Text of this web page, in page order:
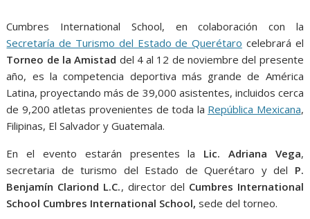
Cumbres International School, en colaboración con la
Secretaría de Turismo del Estado de Querétaro celebrará el
Torneo de la Amistad del 4 al 12 de noviembre del presente
año, es la competencia deportiva más grande de América
Latina, proyectando más de 39,000 asistentes, incluidos cerca
de 9,200 atletas provenientes de toda la República Mexicana,
Filipinas, El Salvador y Guatemala.
En el evento estarán presentes la Lic. Adriana Vega,
secretaria de turismo del Estado de Querétaro y del P.
Benjamín Clariond L.C., director del Cumbres International
School Cumbres International School, sede del torneo.